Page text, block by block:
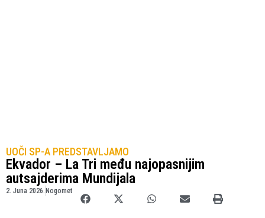
UOČI SP-A PREDSTAVLJAMO
Ekvador – La Tri među najopasnijim
autsajderima Mundijala
2. Juna 2026. Nogomet